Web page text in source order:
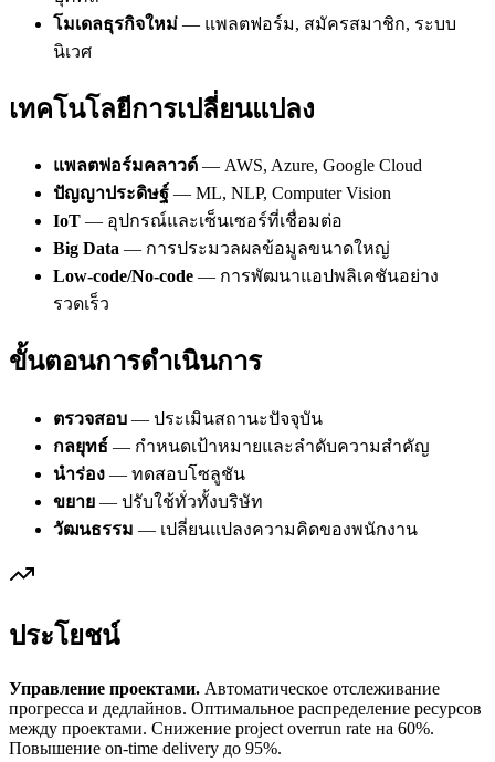
โมเดลธุรกิจใหม่ — แพลตฟอร์ม, สมัครสมาชิก, ระบบ
นิเวศ
เทคโนโลยีการเปลี่ยนแปลง
แพลตฟอร์มคลาวด์ — AWS, Azure, Google Cloud
ปัญญาประดิษฐ์ — ML, NLP, Computer Vision
IoT — อุปกรณ์และเซ็นเซอร์ที่เชื่อมต่อ
Big Data — การประมวลผลข้อมูลขนาดใหญ่
Low-code/No-code — การพัฒนาแอปพลิเคชันอย่าง
รวดเร็ว
ขั้นตอนการดำเนินการ
ตรวจสอบ — ประเมินสถานะปัจจุบัน
กลยุทธ์ — กำหนดเป้าหมายและลำดับความสำคัญ
นำร่อง — ทดสอบโซลูชัน
ขยาย — ปรับใช้ทั่วทั้งบริษัท
วัฒนธรรม — เปลี่ยนแปลงความคิดของพนักงาน
ประโยชน์
Управление проектами. Автоматическое отслеживание
прогресса и дедлайнов. Оптимальное распределение ресурсов
между проектами. Снижение project overrun rate на 60%.
Повышение on-time delivery до 95%.